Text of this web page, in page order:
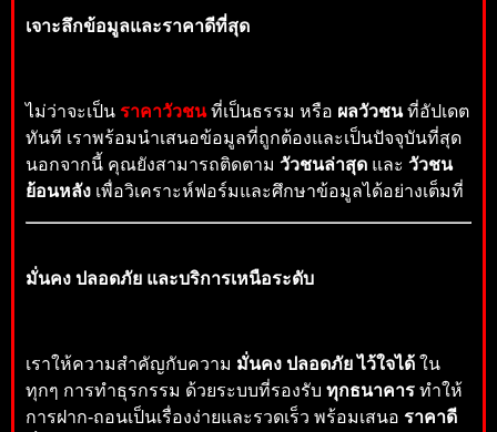
เจาะลึกข้อมูลและราคาดีที่สุด
ไม่ว่าจะเป็น ราคาวัวชนที่เป็นธรรม หรือ ผลวัวชนที่อัปเดต
ทันที เราพร้อมนำเสนอข้อมูลที่ถูกต้องและเป็นปัจจุบันที่สุด
นอกจากนี้ คุณยังสามารถติดตาม วัวชนล่าสุด และ วัวชน
ย้อนหลัง เพื่อวิเคราะห์ฟอร์มและศึกษาข้อมูลได้อย่างเต็มที่
มั่นคง ปลอดภัย และบริการเหนือระดับ
เราให้ความสำคัญกับความ มั่นคง ปลอดภัย ไว้ใจได้ ใน
ทุกๆ การทำธุรกรรม ด้วยระบบที่รองรับ ทุกธนาคาร ทำให้
การฝาก-ถอนเป็นเรื่องง่ายและรวดเร็ว พร้อมเสนอ ราคาดี